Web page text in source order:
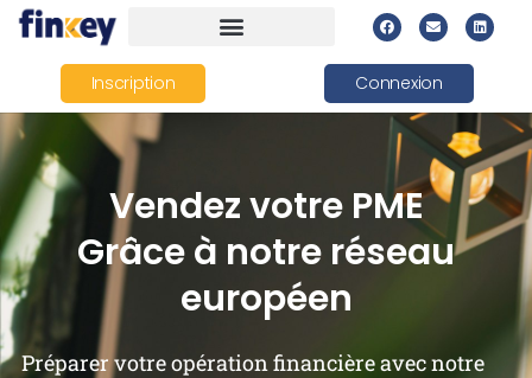
Inscription Connexion
Vendez votre PME
Grâce à notre réseau
européen
Préparer votre opération financière avec notre